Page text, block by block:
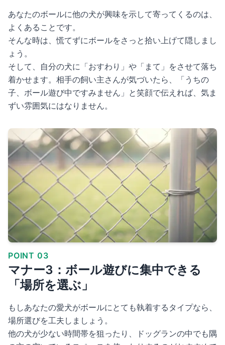
あなたのボールに他の犬が興味を示して寄ってくるのは、
よくあることです。
そんな時は、慌てずにボールをさっと拾い上げて隠しまし
ょう。
そして、自分の犬に「おすわり」や「まて」をさせて落ち
着かせます。相手の飼い主さんが気づいたら、「うちの
子、ボール遊び中ですみません」と笑顔で伝えれば、気ま
ずい雰囲気にはなりません。
POINT 03
マナー3：ボール遊びに集中できる
「場所を選ぶ」
もしあなたの愛犬がボールにとても執着するタイプなら、
場所選びを工夫しましょう。
他の犬が少ない時間帯を狙ったり、ドッグランの中でも隅